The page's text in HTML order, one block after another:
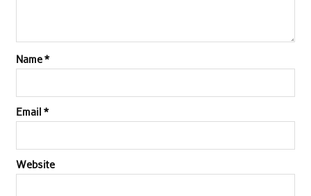
Name*
Email *
Website